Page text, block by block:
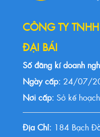
CÔNG TY
ĐẠI BÁI
Số đăng kí doanh
Ngày cấp: 24/07/
Nơi cấp: Sở kế
Địa Chỉ: 184 Bạch